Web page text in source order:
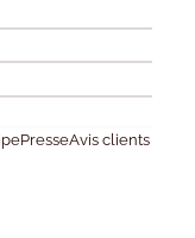
PresseAvis clients